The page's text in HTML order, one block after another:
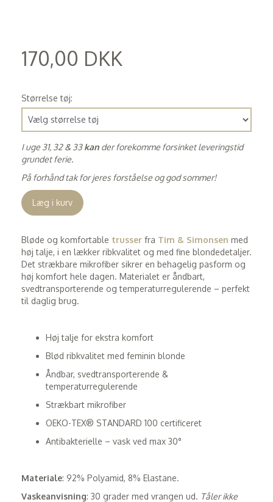
170,00 DKK
Størrelse tøj:
I uge 31, 32 & 33kan der forekomme forsinket leveringstid
grundet ferie.
På forhånd tak for jeres forståelse og god sommer!
Læg i kurv
Bløde og komfortable trusser fra Tim & Simonsen med
høj talje, i en lækker ribkvalitet og med fine blondedetaljer.
Det strækbare mikrofiber sikrer en behagelig pasform og
høj komfort hele dagen. Materialet er åndbart,
svedtransporterende og temperaturregulerende – perfekt
til daglig brug.
Høj talje for ekstra komfort
Blød ribkvalitet med feminin blonde
Åndbar, svedtransporterende &
temperaturregulerende
Strækbart mikrofiber
OEKO-TEX® STANDARD 100 certificeret
Antibakterielle – vask ved max 30°
Materiale: 92% Polyamid, 8% Elastane.
Vaskeanvisning: 30 grader med vrangen ud. Tåler ikke